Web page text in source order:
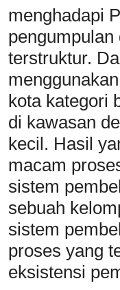
menghadapi
terstruktur.
kota kategori
di kawasan
kecil. Hasil
macam
sistem
sebuah
sistem
proses yang
eksistensi